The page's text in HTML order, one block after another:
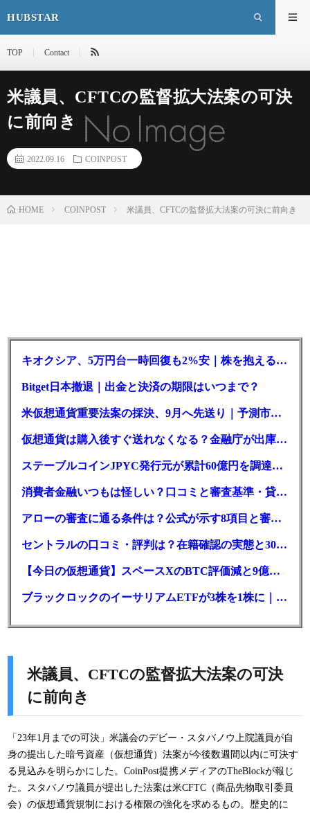
HUBSTAR
TOP Contact
米議員、CFTCの監督拡大法案の可決
に前向き
2022.09.16 COINPOST
HOME COINPOST 米議員、CFTCの監督拡大法案の可決に前向き
キオクシア、5万円台一時回復も2%安｜株を抱える東芝は純利益30倍
Bitget日本撤退｜出金と決済の期限はいつまで？
米仮想通貨重要法案の採決、9月へ先送り｜予測市場の成立確率は14%に
仮想通貨は購入後すぐ送れなくなる？金融庁が出庫制限を要請
ステーブルコインJPYC発行元が累計60億円を調達、物流大手も出資参画
消費者金融いつもは怪しい？口コミと審査基準・貸付条件を調査
アローの審査に通る条件は？公式が示す8項目と審査時間
セントラルの口コミ・評判は？在籍確認の実態と30日金利0円の落とし穴
【今日の仮想通貨】スペースXのBTC評価減と9億株の解禁。208億円相当のBTCが盗難
ブラックロックのイーサリアムETFが3株を1株に｜年初来37%安
米議員、CFTCの監督拡大法案の可決
に前向き
「23年1月までの可決」米議会のデビー・スタバノウ上院議員が自
身の提出した暗号資産（仮想通貨）法案が今後数週間以内に可決す
る見込みを明らかにした。CoinPost提携メディアのTheBlockが報じ
た。スタバノウ議員が提出した法案は米CFTC（商品先物取引委員
会）の仮想通貨規制における権限の強化を求めるもの。歴史的に